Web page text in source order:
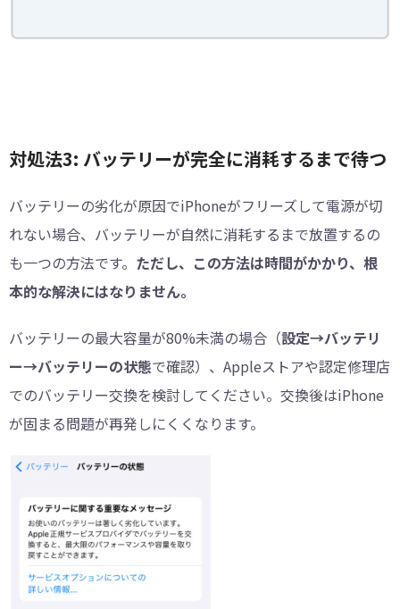
対処法3: バッテリーが完全に消耗するまで待つ
バッテリーの劣化が原因でiPhoneがフリーズして電源が切
れない場合、バッテリーが自然に消耗するまで放置するの
も一つの方法です。 ただし、この方法は時間がかかり、根
本的な解決にはなりません。
バッテリーの最大容量が80%未満の場合（設定→バッテリ
ー→バッテリーの状態で確認）、Appleストアや認定修理店
でのバッテリー交換を検討してください。交換後はiPhone
が固まる問題が再発しにくくなります。